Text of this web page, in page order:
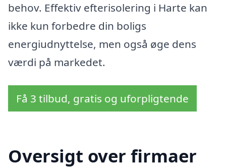
behov. Effektiv efterisolering i Harte kan
ikke kun forbedre din boligs
energiudnyttelse, men også øge dens
værdi på markedet.
Få 3 tilbud, gratis og uforpligtende
Oversigt over firmaer